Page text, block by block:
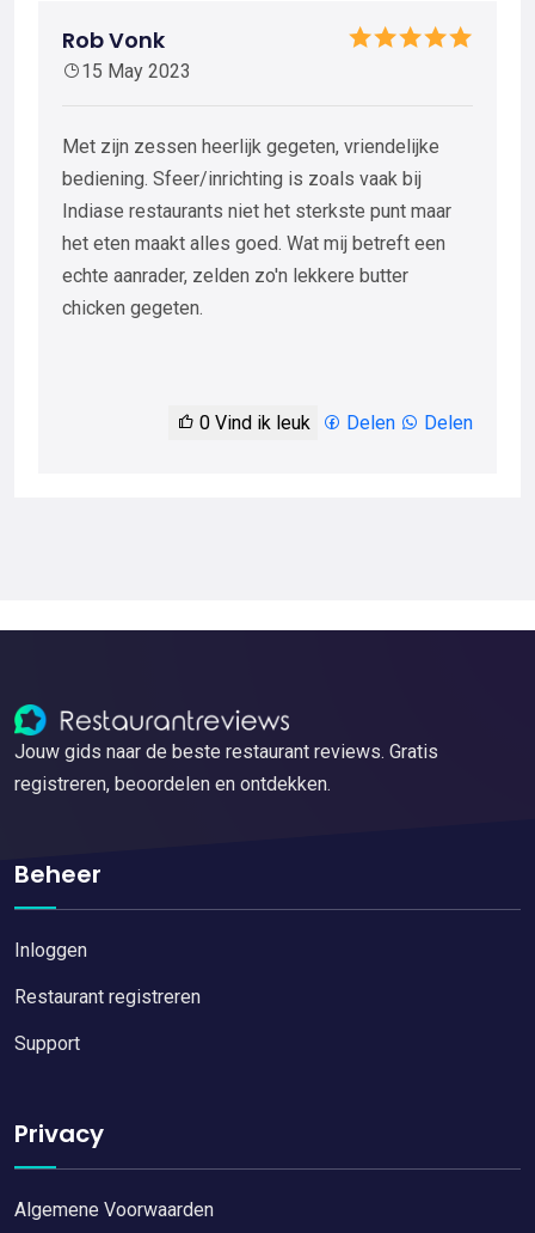
Rob Vonk
15 May 2023
Met zijn zessen heerlijk gegeten, vriendelijke
bediening. Sfeer/inrichting is zoals vaak bij
Indiase restaurants niet het sterkste punt maar
het eten maakt alles goed. Wat mij betreft een
echte aanrader, zelden zo'n lekkere butter
chicken gegeten.
0 Vind ik leuk Delen Delen
Jouw gids naar de beste restaurant reviews. Gratis
registreren, beoordelen en ontdekken.
Beheer
Inloggen
Restaurant registreren
Support
Privacy
Algemene Voorwaarden